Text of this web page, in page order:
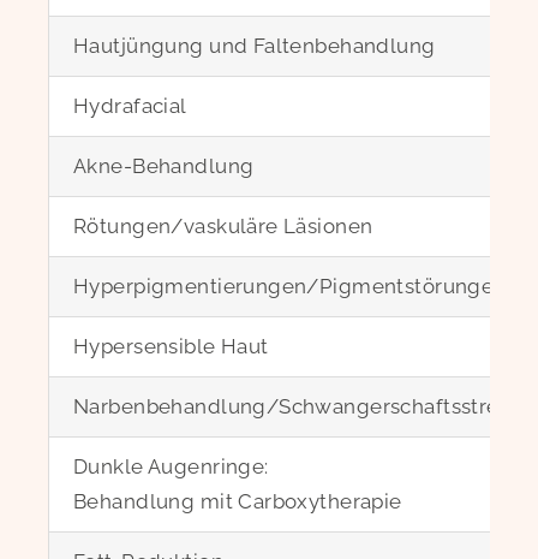
Hautjüngung und Faltenbehandlung
Hydrafacial
Akne-Behandlung
Rötungen/vaskuläre Läsionen
Hyperpigmentierungen/Pigmentstörungen
Hypersensible Haut
Narbenbehandlung/Schwangerschaftsstreifen
Dunkle Augenringe:
Behandlung mit Carboxytherapie